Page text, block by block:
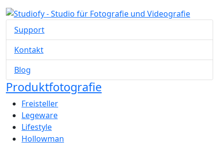
Support
Kontakt
Blog
Produktfotografie
Freisteller
Legeware
Lifestyle
Hollowman